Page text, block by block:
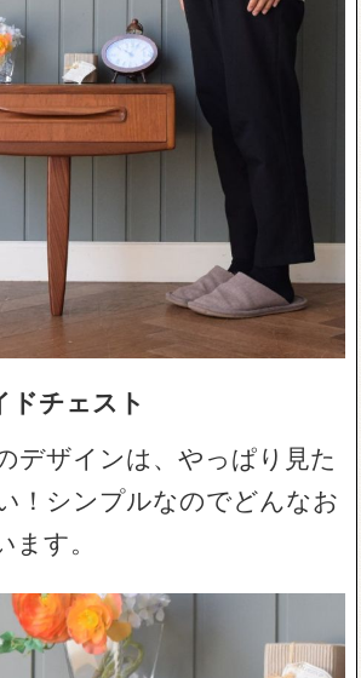
ドチェスト
デザインは、やっぱり見た
！シンプルなのでどんなお
す。